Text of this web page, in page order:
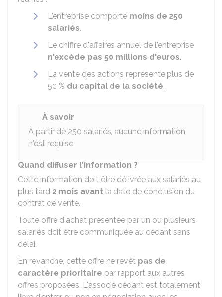
L'entreprise comporte moins de 250
salariés.
Le chiffre d'affaires annuel de l'entreprise
n'excède pas 50 millions d'euros.
La vente des actions représente plus de
50 % du capital de la société.
À savoir
À partir de 250 salariés, aucune information
n'est requise.
Quand diffuser l'information ?
Cette information doit être délivrée aux salariés au
plus tard 2 mois avant la date de conclusion du
contrat de vente.
Toute offre d'achat présentée par un ou plusieurs
salariés doit être communiquée au cédant sans
délai.
En revanche, cette offre ne revêt pas de
caractère prioritaire par rapport aux autres
offres proposées. L'associé cédant est totalement